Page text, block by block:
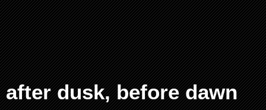
after dusk, before dawn